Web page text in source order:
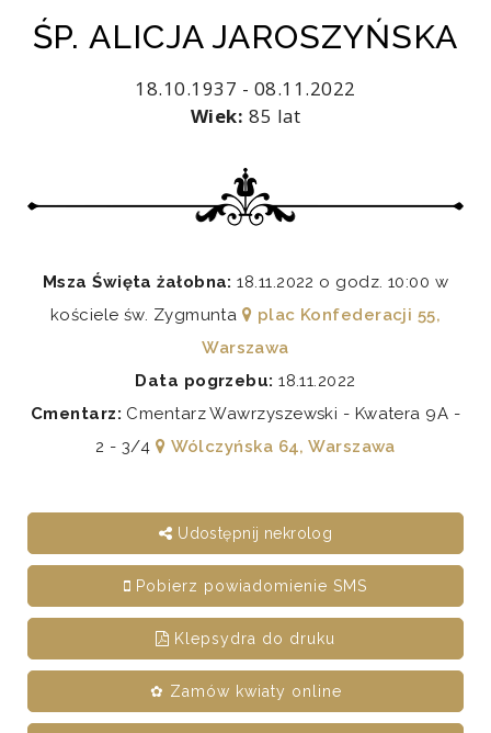
ŚP. ALICJA JAROSZYŃSKA
18.10.1937 - 08.11.2022
Wiek: 85 lat
Msza Święta żałobna: 18.11.2022 o godz. 10:00 w
kościele św. Zygmunta
plac Konfederacji 55,
Warszawa
Data pogrzebu: 18.11.2022
Cmentarz: Cmentarz Wawrzyszewski - Kwatera 9A -
2 - 3/4
Wólczyńska 64, Warszawa
Udostępnij nekrolog
Pobierz powiadomienie SMS
Klepsydra do druku
✿ Zamów kwiaty online